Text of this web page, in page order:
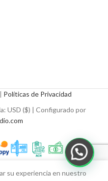
| Políticas de Privacidad
USD ($) | Configurado por
su experiencia en nuestro